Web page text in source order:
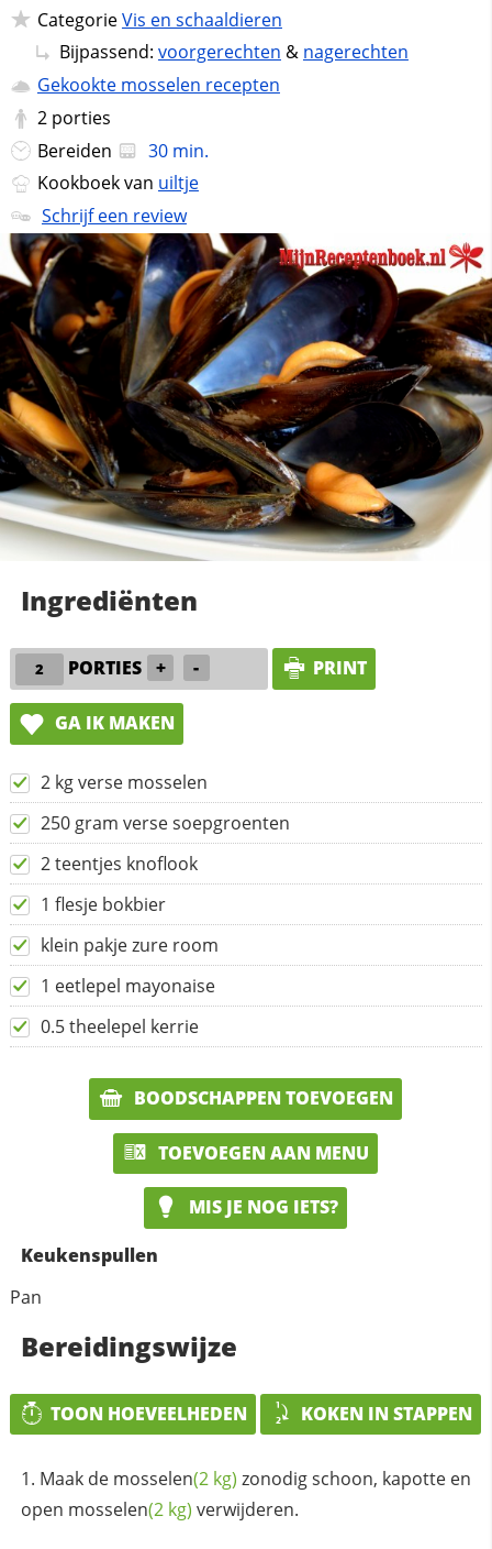
CategorieVis en schaaldieren
Bijpassend: voorgerechten & nagerechten
Gekookte mosselen recepten
2 porties
Bereiden
30 min.
Kookboek van uiltje
Schrijf een review
Ingrediënten
PORTIES + - PRINT
GA IK MAKEN
2 kg verse mosselen
250 gram verse soepgroenten
2 teentjes knoflook
1 flesje bokbier
klein pakje zure room
1 eetlepel mayonaise
0.5 theelepel kerrie
BOODSCHAPPEN TOEVOEGEN
TOEVOEGEN AAN MENU
MIS JE NOG IETS?
Keukenspullen
Pan
Bereidingswijze
TOON HOEVEELHEDEN KOKEN IN STAPPEN
Maak de mosselen(2 kg) zonodig schoon, kapotte en
open mosselen(2 kg) verwijderen.